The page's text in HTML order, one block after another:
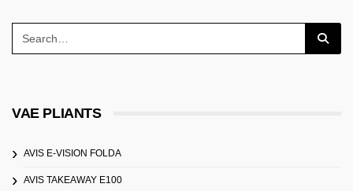
VAE PLIANTS
AVIS E-VISION FOLDA
AVIS TAKEAWAY E100